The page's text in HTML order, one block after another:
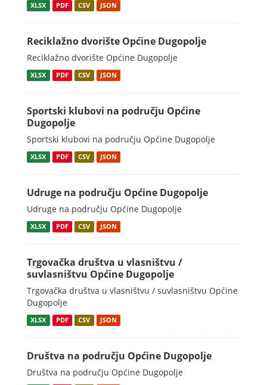
XLSX PDF CSV JSON
Reciklažno dvorište Općine Dugopolje
Reciklažno dvorište Općine Dugopolje
XLSX PDF CSV JSON
Sportski klubovi na području Općine
Dugopolje
Sportski klubovi na području Općine Dugopolje
XLSX PDF CSV JSON
Udruge na području Općine Dugopolje
Udruge na području Općine Dugopolje
XLSX PDF CSV JSON
Trgovačka društva u vlasništvu /
suvlasništvu Općine Dugopolje
Trgovačka društva u vlasništvu / suvlasništvu Općine
Dugopolje
XLSX PDF CSV JSON
Društva na području Općine Dugopolje
Društva na području Općine Dugopolje